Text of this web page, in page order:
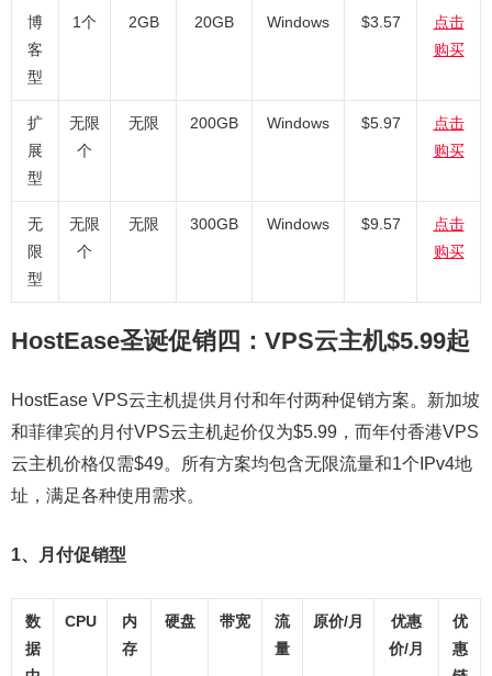
博
客
型
1个 2GB 20GB Windows $3.57
点击
购买
扩
展
型
无限
个
无限 200GB Windows $5.97
点击
购买
无
限
型
无限
个
无限 300GB Windows $9.57
点击
购买
HostEase圣诞促销四：VPS云主机$5.99起
HostEase VPS云主机提供月付和年付两种促销方案。新加坡
和菲律宾的月付VPS云主机起价仅为$5.99，而年付香港VPS
云主机价格仅需$49。所有方案均包含无限流量和1个IPv4地
址，满足各种使用需求。
1、月付促销型
数
据
CPU
内
存
硬盘 带宽
流
量
原价/月
优惠
价/月
优
惠